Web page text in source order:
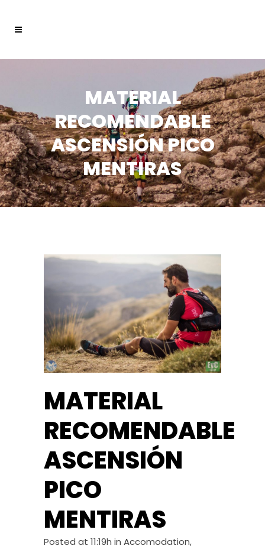
MATERIAL
RECOMENDABLE
ASCENSIÓN PICO
MENTIRAS
MATERIAL
RECOMENDABLE
ASCENSIÓN
PICO
MENTIRAS
Posted at 11:19h in Accomodation,